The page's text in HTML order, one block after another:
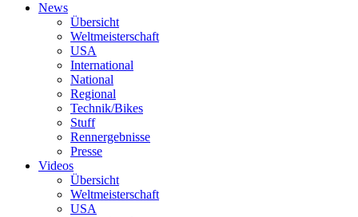
News
Übersicht
Weltmeisterschaft
USA
International
National
Regional
Technik/Bikes
Stuff
Rennergebnisse
Presse
Videos
Übersicht
Weltmeisterschaft
USA